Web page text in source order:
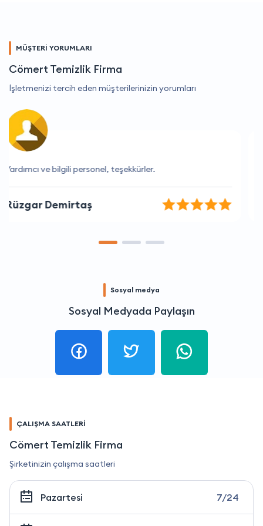
MÜŞTERİ YORUMLARI
Cömert Temizlik Firma
İşletmenizi tercih eden müşterilerinizin yorumları
Kesinlikle memnun kaldım
Berfin Aydın
Sosyal medya
Sosyal Medyada Paylaşın
ÇALIŞMA SAATLERİ
Cömert Temizlik Firma
Şirketinizin çalışma saatleri
Pazartesi 7/24